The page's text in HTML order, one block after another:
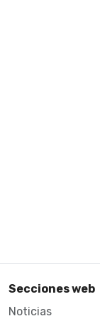
Secciones web
Noticias